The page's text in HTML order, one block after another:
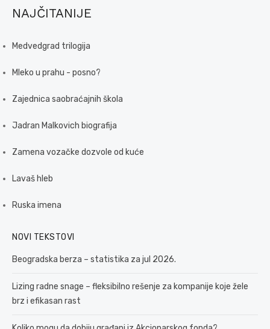
NAJČITANIJE
Medvedgrad trilogija
Mleko u prahu - posno?
Zajednica saobraćajnih škola
Jadran Malkovich biografija
Zamena vozačke dozvole od kuće
Lavaš hleb
Ruska imena
NOVI TEKSTOVI
Beogradska berza – statistika za jul 2026.
Lizing radne snage – fleksibilno rešenje za kompanije koje žele
brz i efikasan rast